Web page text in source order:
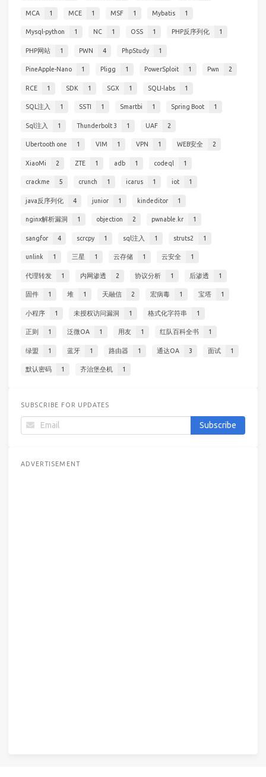
MCA 1 MCE 1 MSF 1 Mybatis 1
Mysql-python 1 NC 1 OSS 1 PHP反序列化 1
PHP网站 1 PWN 4 PhpStudy 1
PineApple-Nano 1 Pligg 1 PowerSploit 1 Pwn 2
RCE 1 SDK 1 SGX 1 SQLI-labs 1
SQL注入 1 SSTI 1 Smartbi 1 Spring Boot 1
Sql注入 1 Thunderbolt 3 1 UAF 2
Ubertooth one 1 VIM 1 VPN 1 WEB安全 2
XiaoMi 2 ZTE 1 adb 1 codeql 1
crackme 5 crunch 1 icarus 1 iot 1
java反序列化 4 junior 1 kindeditor 1
nginx解析漏洞 1 objection 2 pwnable.kr 1
sangfor 4 scrcpy 1 sql注入 1 struts2 1
unlink 1 三星 1 云存储 1 云安全 1
代理转发 1 内网渗透 2 协议分析 1 后渗透 1
固件 1 堆 1 天融信 2 宏病毒 1 宝塔 1
小程序 1 未授权访问漏洞 1 格式化字符串 1
正则 1 泛微OA 1 用友 1 红队百科全书 1
绿盟 1 蓝牙 1 路由器 1 通达OA 3 面试 1
默认密码 1 齐治堡垒机 1
SUBSCRIBE FOR UPDATES
ADVERTISEMENT